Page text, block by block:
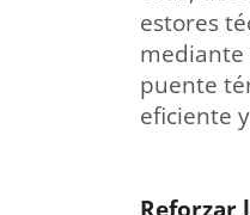
estores
mediante
puente
eficiente